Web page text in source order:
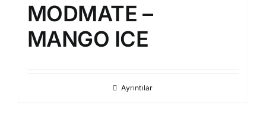
MODMATE –
MANGO ICE
Ayrıntılar